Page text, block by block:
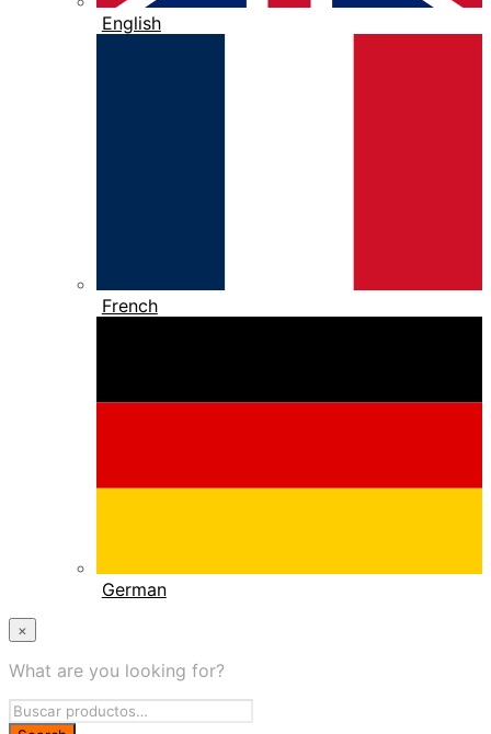
English
French
German
×
What are you looking for?